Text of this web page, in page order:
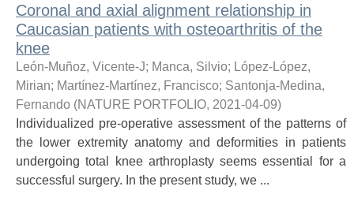
Coronal and axial alignment relationship in
Caucasian patients with osteoarthritis of the
knee
León-Muñoz, Vicente-J; Manca, Silvio; López-López,
Mirian; Martínez-Martínez, Francisco; Santonja-Medina,
Fernando (NATURE PORTFOLIO, 2021-04-09)
Individualized pre-operative assessment of the patterns of
the lower extremity anatomy and deformities in patients
undergoing total knee arthroplasty seems essential for a
successful surgery. In the present study, we ...